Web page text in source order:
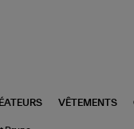
VÊTEMENTS